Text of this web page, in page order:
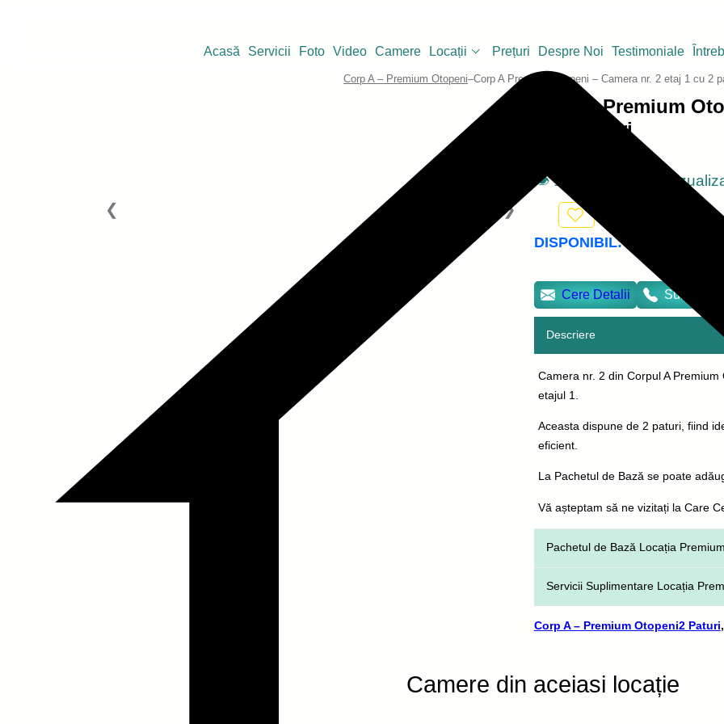
Acasă Servicii Foto Video Camere Locații Prețuri Despre Noi Testimoniale
Corp A – Premium Otopeni–Corp A Premium Otopeni – Camera nr. 2 etaj 1 cu 2
Corp A Premium
cu 2 paturi
👁️ 13 persoane au
DISPONIBIL:
Cere Detalii Sună Acum
Descriere
Camera nr. 2 din Corpul A
etajul 1.
Aceasta dispune de 2 paturi, fiind
eficient.
La Pachetul de Bază se poate
Vă așteptam să ne vizitați la Care
Pachetul de Bază Locația
Servirea a trei mese principale
Igienă corporală și produse
Îngrijire și asistență de
Administrare de medicamente
Servicii Suplimentare Locația
Pachet igienă pentru
Asigurarea antibioticelor de tip
Ampiplus, Levofloxacina etc) –
Corp A – Premium Otopeni2 Paturi,
Camere din aceiasi locație